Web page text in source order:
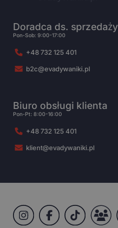
Doradca ds. sprzedaży
Pon-Sob: 9:00-17:00
+48 732 125 401
b2c@evadywaniki.pl
Biuro obsługi klienta
Pon-Pt: 8:00-16:00
+48 732 125 401
klient@evadywaniki.pl